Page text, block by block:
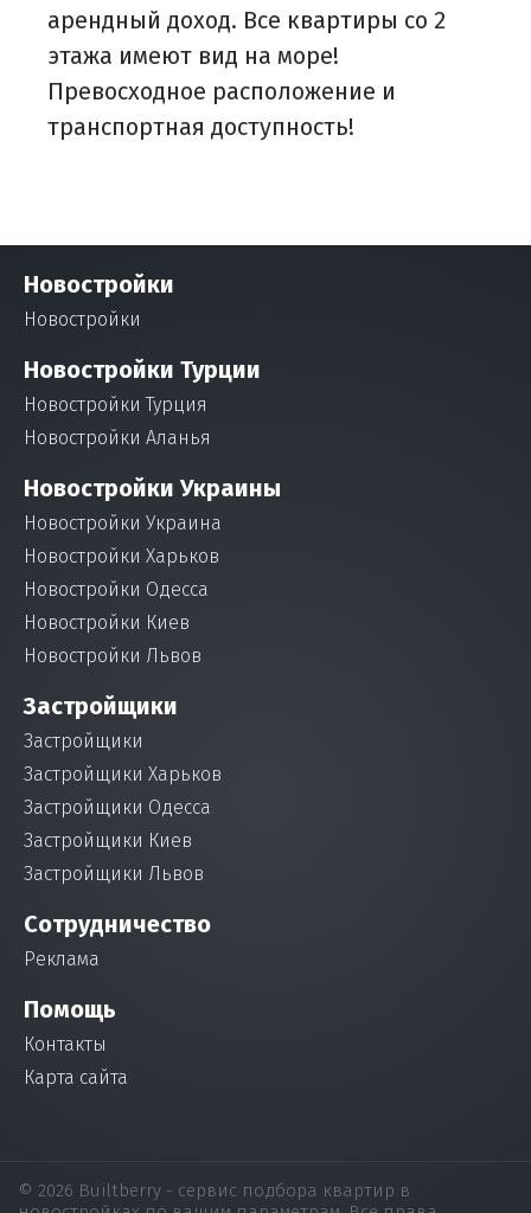
арендный доход. Все квартиры со 2
этажа имеют вид на море!
Превосходное расположение и
транспортная доступность!
Новостройки
Новостройки
Новостройки Турции
Новостройки Турция
Новостройки Аланья
Новостройки Украины
Новостройки Украина
Новостройки Харьков
Новостройки Одесса
Новостройки Киев
Новостройки Львов
Застройщики
Застройщики
Застройщики Харьков
Застройщики Одесса
Застройщики Киев
Застройщики Львов
Сотрудничество
Реклама
Помощь
Контакты
Карта сайта
© 2026 Builtberry - сервис подбора квартир в